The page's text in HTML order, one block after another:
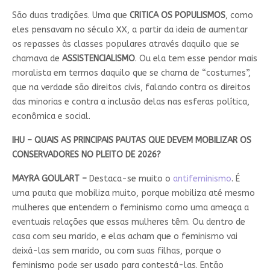
São duas tradições. Uma que CRITICA OS POPULISMOS, como
eles pensavam no século XX, a partir da ideia de aumentar
os repasses às classes populares através daquilo que se
chamava de ASSISTENCIALISMO. Ou ela tem esse pendor mais
moralista em termos daquilo que se chama de “costumes”,
que na verdade são direitos civis, falando contra os direitos
das minorias e contra a inclusão delas nas esferas política,
econômica e social.
IHU – QUAIS AS PRINCIPAIS PAUTAS QUE DEVEM MOBILIZAR OS
CONSERVADORES NO PLEITO DE 2026?
MAYRA GOULART –Destaca-se muito o antifeminismo. É
uma pauta que mobiliza muito, porque mobiliza até mesmo
mulheres que entendem o feminismo como uma ameaça a
eventuais relações que essas mulheres têm. Ou dentro de
casa com seu marido, e elas acham que o feminismo vai
deixá-las sem marido, ou com suas filhas, porque o
feminismo pode ser usado para contestá-las. Então